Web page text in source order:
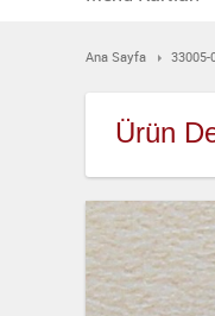
Ana Sayfa 33005-
Ürün